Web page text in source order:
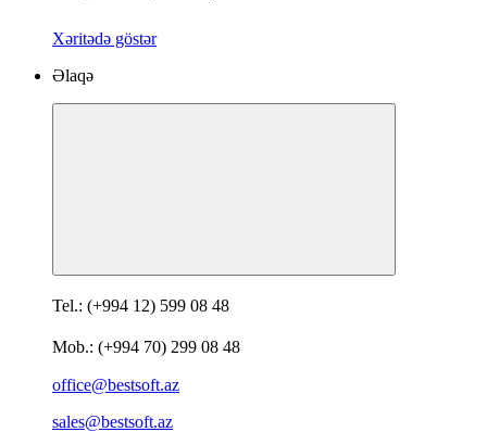
Xəritədə göstər
Əlaqə
Tel.: (+994 12) 599 08 48
Mob.: (+994 70) 299 08 48
office@bestsoft.az
sales@bestsoft.az